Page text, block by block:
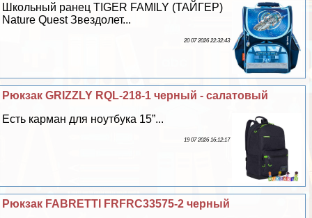
Школьный ранец TIGER FAMILY (ТАЙГЕР)
Nature Quest Звездолет...
20 07 2026 22:32:43
Рюкзак GRIZZLY RQL-218-1 черный - салатовый
Есть карман для ноутбука 15”...
19 07 2026 16:12:17
Рюкзак FABRETTI FRFRC33575-2 черный